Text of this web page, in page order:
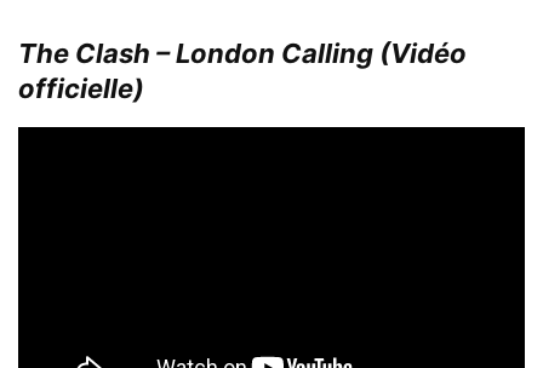
The Clash – London Calling (Vidéo
officielle)